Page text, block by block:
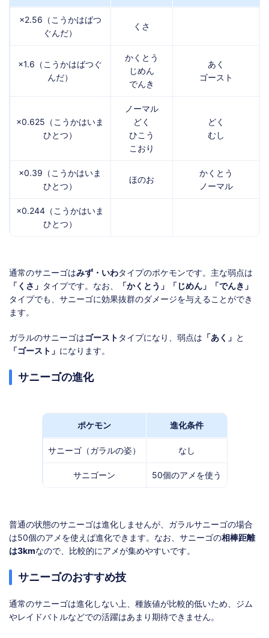
×2.56（こうかはばつ
ぐんだ）
くさ
×1.6（こうかはばつぐ
んだ）
かくとう
じめん
でんき
あく
ゴースト
×0.625（こうかはいま
ひとつ）
ノーマル
どく
ひこう
こおり
どく
むし
×0.39（こうかはいま
ひとつ）
ほのお
かくとう
ノーマル
×0.244（こうかはいま
ひとつ）
通常のサニーゴはみず・いわタイプのポケモンです。主な弱点は
「くさ」 タイプです。なお、
「かくとう」「じめん」「でんき」
タイプでも、サニーゴに効果抜群のダメージを与えることができ
ます。
ガラルのサニーゴはゴースト タイプになり、弱点は 「あく」 と
「ゴースト」 になります。
サニーゴの進化
ポケモン 進化条件
サニーゴ（ガラルの姿） なし
サニゴーン 50個のアメを使う
普通の状態のサニーゴは進化しませんが、ガラルサニーゴの場合
は50個のアメを使えば進化できます。なお、サニーゴの相棒距離
は3kmなので、比較的にアメが集めやすいです。
サニーゴのおすすめ技
通常のサニーゴは進化しない上、種族値が比較的低いため、ジム
やレイドバトルなどでの活躍はあまり期待できません。